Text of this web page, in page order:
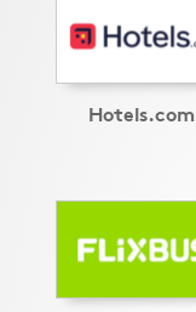
Hotels.com